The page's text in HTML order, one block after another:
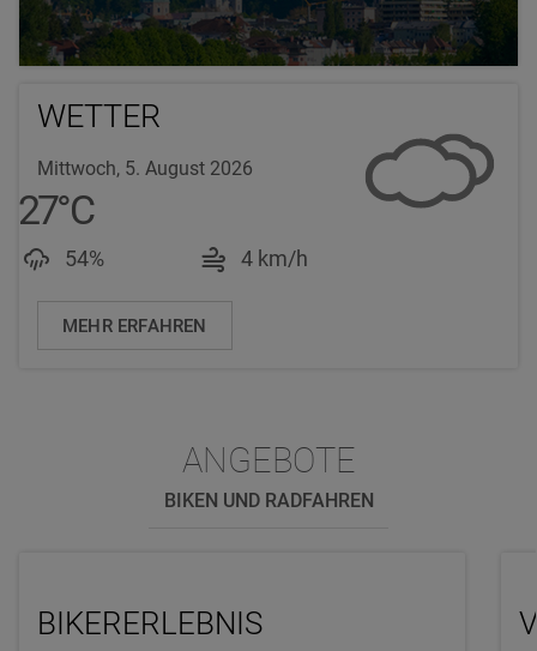
WETTER
Mittwoch, 5. August 2026
27°C
Luftfeuchtigkeit: 54%
54% Windgeschwindigkeit:
4 km/h
MEHR ERFAHREN
ANGEBOTE
BIKEN UND RADFAHREN
BIKERERLEBNIS